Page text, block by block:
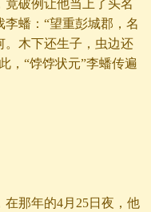
竟破例让他当上了头名
蟠：“望重彭城郡，名
。木下还生子，虫边还
，“饽饽状元”李蟠传遍
那年的4月25日夜，他